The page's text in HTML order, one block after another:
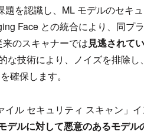
を認識し、ML モデルのセキ
Face との統合により、同プ
のスキャナーでは見逃されて
な技術により、ノイズを排除
確保します。
ル セキュリティ スキャン」イ
デルに対して悪意のあるモデル